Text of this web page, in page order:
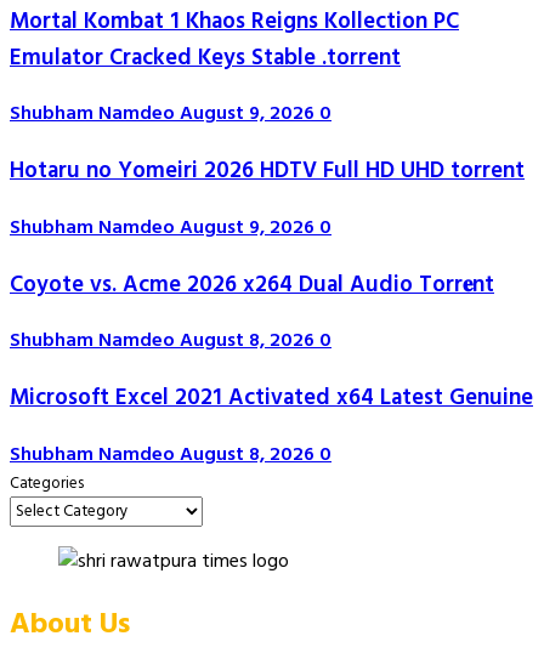
Mortal Kombat 1 Khaos Reigns Kollection PC
Emulator Cracked Keys Stable .torrent
Shubham NamdeoAugust 9, 20260
Hotaru no Yomeiri 2026 HDTV Full HD UHD torrent
Shubham NamdeoAugust 9, 20260
Coyote vs. Acme 2026 x264 Dual Audio Torr𝐞nt
Shubham NamdeoAugust 8, 20260
Microsoft Excel 2021 Activated x64 Latest Genuine
Shubham NamdeoAugust 8, 20260
Categories
About Us